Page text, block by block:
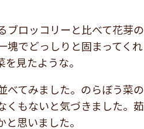
ブロッコリーと比べて花芽の
塊でどっしりと固まってくれ
見たような。
べてみました。のらぼう菜の
くもないと気づきました。茹
思いました。